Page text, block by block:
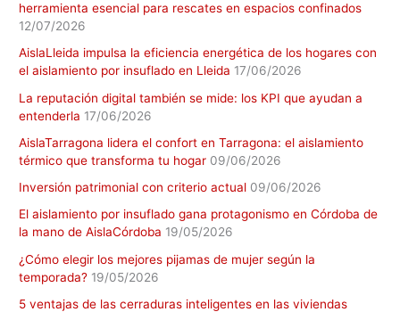
herramienta esencial para rescates en espacios confinados
12/07/2026
AislaLleida impulsa la eficiencia energética de los hogares con
el aislamiento por insuflado en Lleida 17/06/2026
La reputación digital también se mide: los KPI que ayudan a
entenderla 17/06/2026
AislaTarragona lidera el confort en Tarragona: el aislamiento
térmico que transforma tu hogar 09/06/2026
Inversión patrimonial con criterio actual 09/06/2026
El aislamiento por insuflado gana protagonismo en Córdoba de
la mano de AislaCórdoba 19/05/2026
¿Cómo elegir los mejores pijamas de mujer según la
temporada? 19/05/2026
5 ventajas de las cerraduras inteligentes en las viviendas